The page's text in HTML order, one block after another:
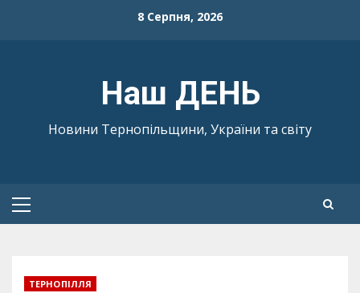
8 Серпня, 2026
Наш ДЕНЬ
Новини Тернопільщини, України та світу
Primary
ТЕРНОПІЛЛЯ